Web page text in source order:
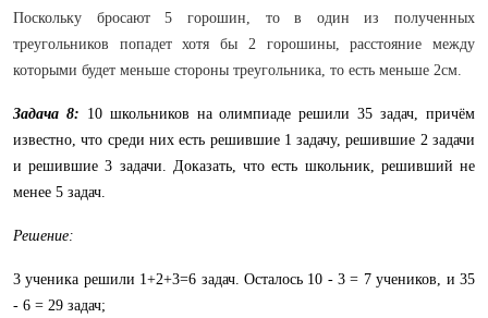
Поскольку бросают 5 горошин, то в один из полученных
треугольников попадет хотя бы 2 горошины, расстояние между
которыми будет меньше стороны треугольника, то есть меньше 2см.
Задача 8: 10 школьников на олимпиаде решили 35 задач, причём
известно, что среди них есть решившие 1 задачу, решившие 2 задачи
и решившие 3 задачи. Доказать, что есть школьник, решивший не
менее 5 задач.
Решение:
3 ученика решили 1+2+3=6 задач. Осталось 10 - 3 = 7 учеников, и 35
- 6 = 29 задач;